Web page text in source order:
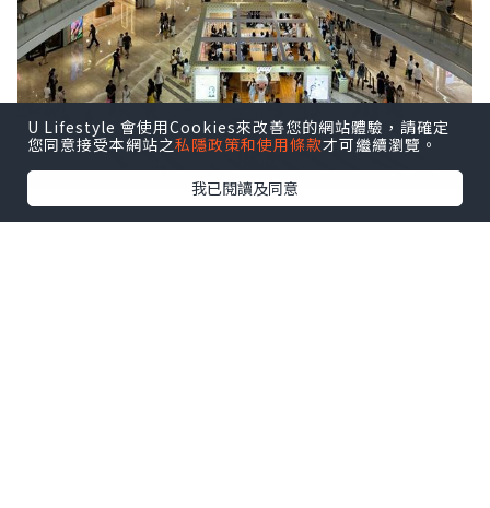
U Lifestyle 會使用Cookies來改善您的網站體驗，請確定
您同意接受本網站之私隱政策和使用條款才可繼續瀏覽。
我已閱讀及同意